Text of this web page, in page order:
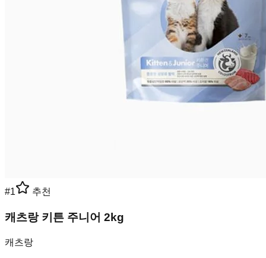
#1 추천
캐츠랑 키튼 주니어 2kg
캐츠랑